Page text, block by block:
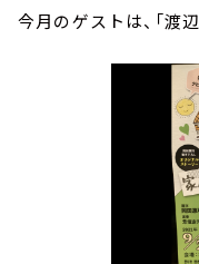
今月のゲストは、「渡辺